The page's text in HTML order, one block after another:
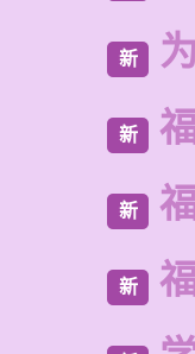
新
新
新
新